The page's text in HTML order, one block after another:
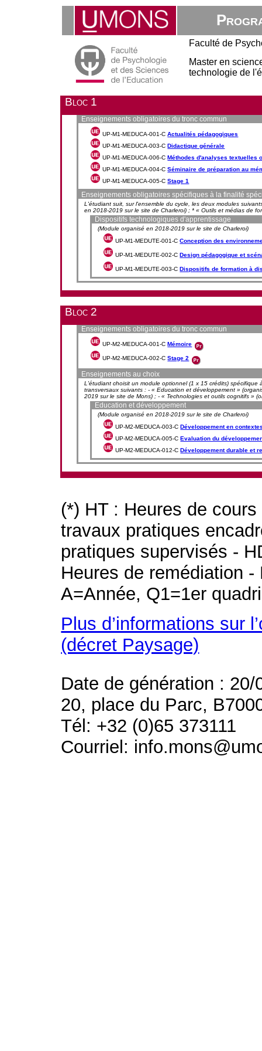
Faculté de
Master en
technologie de
Bloc 1
Enseignements obligatoires du tronc commun
UP-M1-MEDUCA-001-CActualités pédagogiques
UP-M1-MEDUCA-003-CDidactique générale
UP-M1-MEDUCA-006-CMéthodes d'analyses textuelles
UP-M1-MEDUCA-004-CSéminaire de préparation au
UP-M1-MEDUCA-005-CStage 1
Enseignements obligatoires spécifiques à la finalité
L'étudiant suit, sur l'ensemble du cycle, les deux modules
en 2018-2019 sur le site de Charleroi) ; * « Outils et médias de
Dispositifs technologiques d'apprentissage
(Module organisé en 2018-2019 sur le site de Charleroi)
UP-M1-MEDUTE-001-CConception des
UP-M1-MEDUTE-002-CDesign pédagogique et
UP-M1-MEDUTE-003-CDispositifs de formation à
Bloc 2
Enseignements obligatoires du tronc commun
UP-M2-MEDUCA-001-CMémoire
UP-M2-MEDUCA-002-CStage 2
Enseignements au choix
L'étudiant choisit un module optionnel (1 x 15 crédits)
transversaux suivants : - « Education et développement »
2019 sur le site de Mons) ; - « Technologies et outils cognitifs »
Education et développement
(Module organisé en 2018-2019 sur le site de Charleroi)
UP-M2-MEDUCA-003-CDéveloppement en
UP-M2-MEDUCA-005-CEvaluation du
UP-M2-MEDUCA-012-CDéveloppement durable et
(*) HT : Heures de
travaux pratiques
pratiques supervisés -
Heures de remédiation
A=Année, Q1=1er
Plus d’informations sur
(décret Paysage)
Date de génération : 20/
20, place du Parc,
Tél: +32 (0)65 373111
Courriel: